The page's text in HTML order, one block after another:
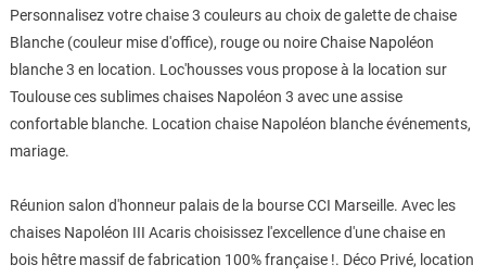
Personnalisez votre chaise 3 couleurs au choix de galette de chaise
Blanche (couleur mise d'office), rouge ou noire Chaise Napoléon
blanche 3 en location. Loc'housses vous propose à la location sur
Toulouse ces sublimes chaises Napoléon 3 avec une assise
confortable blanche. Location chaise Napoléon blanche événements,
mariage.
Réunion salon d'honneur palais de la bourse CCI Marseille. Avec les
chaises Napoléon III Acaris choisissez l'excellence d'une chaise en
bois hêtre massif de fabrication 100% française !. Déco Privé, location